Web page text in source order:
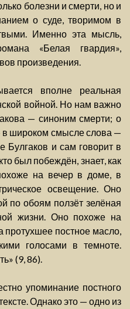
болезни и смерти, но и
о суде, творимом в
Именно эта мысль,
«Белая гвардия»,
произведения.
вполне реальная
войной. Но нам важно
— синоним смерти; о
в широком смысле слова —
Булгаков и сам говорит в
был побеждён, знает, как
на вечер в доме, в
освещение. Оно
по обоям ползёт зелёная
жизни. Оно похоже на
протухшее постное масло,
голосами в темноте.
(9, 86).
упоминание постного
Однако это — одно из